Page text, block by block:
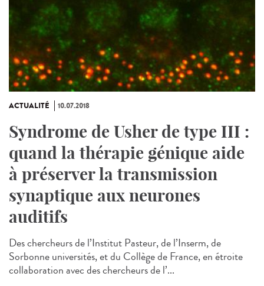
ACTUALITÉ 10.07.2018
Syndrome de Usher de type III :
quand la thérapie génique aide
à préserver la transmission
synaptique aux neurones
auditifs
Des chercheurs de l’Institut Pasteur, de l’Inserm, de
Sorbonne universités, et du Collège de France, en étroite
collaboration avec des chercheurs de l’...